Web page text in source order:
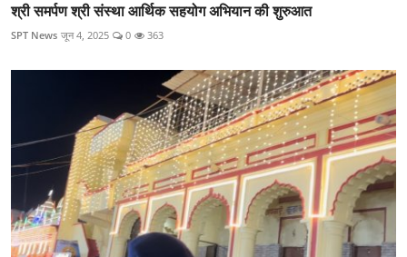
श्री समर्पण श्री संस्था आर्थिक सहयोग अभियान की शुरुआत
SPT News जून 4, 2025 0 363